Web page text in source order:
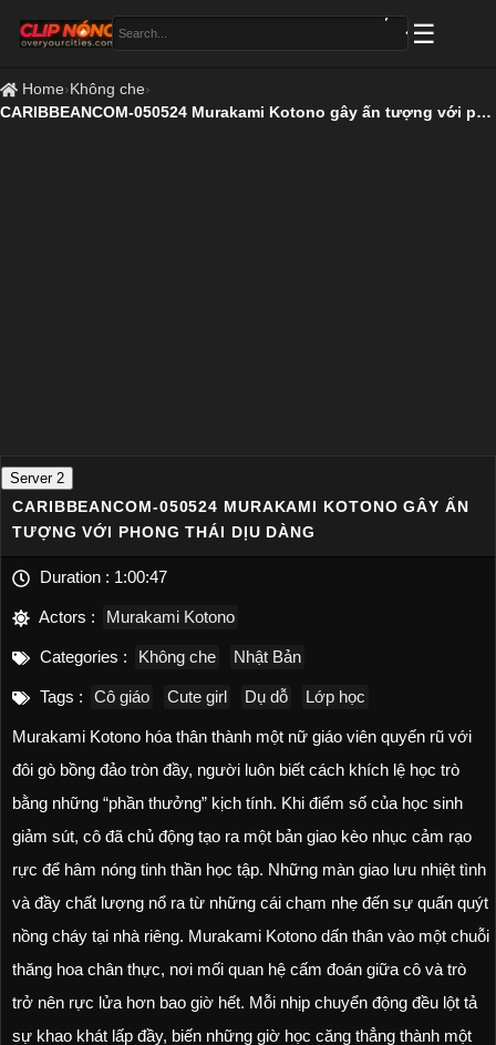
Home›Không che›
CARIBBEANCOM-050524 Murakami Kotono gây ấn tượng với phong thái dịu dàng
Server 2
CARIBBEANCOM-050524 MURAKAMI KOTONO GÂY ẤN
TƯỢNG VỚI PHONG THÁI DỊU DÀNG
Duration : 1:00:47
Actors : Murakami Kotono
Categories : Không che Nhật Bản
Tags : Cô giáo Cute girl Dụ dỗ Lớp học
Murakami Kotono hóa thân thành một nữ giáo viên quyến rũ với
đôi gò bồng đảo tròn đầy, người luôn biết cách khích lệ học trò
bằng những “phần thưởng” kịch tính. Khi điểm số của học sinh
giảm sút, cô đã chủ động tạo ra một bản giao kèo nhục cảm rạo
rực để hâm nóng tinh thần học tập. Những màn giao lưu nhiệt tình
và đầy chất lượng nổ ra từ những cái chạm nhẹ đến sự quấn quýt
nồng cháy tại nhà riêng. Murakami Kotono dấn thân vào một chuỗi
thăng hoa chân thực, nơi mối quan hệ cấm đoán giữa cô và trò
trở nên rực lửa hơn bao giờ hết. Mỗi nhịp chuyển động đều lột tả
sự khao khát lấp đầy, biến những giờ học căng thẳng thành một